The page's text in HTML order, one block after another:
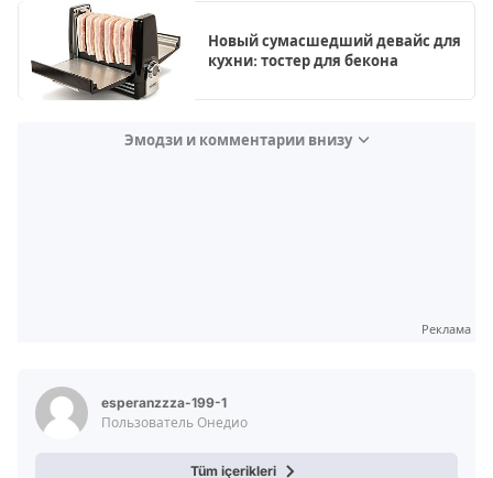
Новый сумасшедший девайс для
кухни: тостер для бекона
Эмодзи и комментарии внизу
Реклама
esperanzzza-199-1
Пользователь Онедио
Tüm içerikleri